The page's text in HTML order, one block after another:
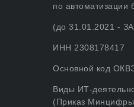
по автоматизации
(до 31.01.2021 -
ИНН 2308178417
Основной код
Виды ИТ-
(Приказ